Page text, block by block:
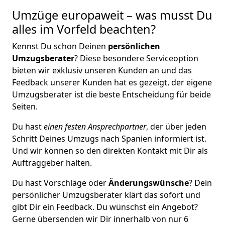
Umzüge europaweit – was musst Du
alles im Vorfeld beachten?
Kennst Du schon Deinen persönlichen
Umzugsberater? Diese besondere Serviceoption
bieten wir exklusiv unseren Kunden an und das
Feedback unserer Kunden hat es gezeigt, der eigene
Umzugsberater ist die beste Entscheidung für beide
Seiten.
Du hasteinen festen Ansprechpartner, der über jeden
Schritt Deines Umzugs nach Spanien informiert ist.
Und wir können so den direkten Kontakt mit Dir als
Auftraggeber halten.
Du hast Vorschläge oderÄnderungswünsche? Dein
persönlicher Umzugsberater klärt das sofort und
gibt Dir ein Feedback. Du wünschst ein Angebot?
Gerne übersenden wir Dir innerhalb von nur 6